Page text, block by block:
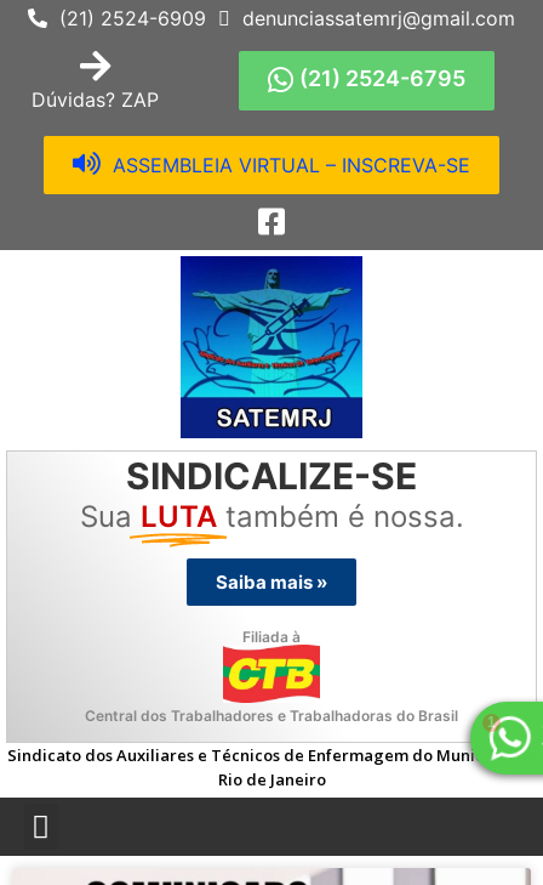
(21) 2524-6909 denunciassatemrj@gmail.com
Dúvidas? ZAP
(21) 2524-6795
ASSEMBLEIA VIRTUAL – INSCREVA-SE
SINDICALIZE-SE
Sua LUTA também é nossa.
Saiba mais »
Filiada à
Central dos Trabalhadores e Trabalhadoras do Brasil
Sindicato dos Auxiliares e Técnicos de Enfermagem do Município do
Rio de Janeiro